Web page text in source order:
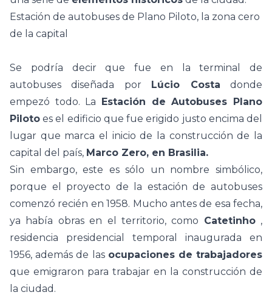
Estación de autobuses de Plano Piloto, la zona cero
de la capital
Se podría decir que fue en la terminal de
autobuses diseñada por
Lúcio Costa
donde
empezó todo. La Estación de Autobuses Plano
Piloto es el edificio que fue erigido justo encima del
lugar que marca el inicio de la construcción de la
capital del país, Marco Zero, en Brasilia.
Sin embargo, este es sólo un nombre simbólico,
porque el proyecto de la estación de autobuses
comenzó recién en 1958. Mucho antes de esa fecha,
ya había obras en el territorio, como Catetinho ,
residencia presidencial temporal inaugurada en
1956, además de las ocupaciones de trabajadores
que emigraron para trabajar en la construcción de
la ciudad.